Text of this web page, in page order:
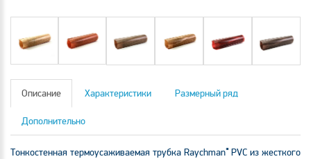
Описание Характеристики Размерный ряд
Дополнительно
Тонкостенная термоусаживаемая трубка Raychman®PVC из жесткого